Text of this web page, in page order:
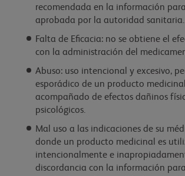
recomendada en la información
aprobada por la autoridad sanitaria.
Falta de Eficacia: no se obtiene el
con la administración del
Abuso: uso intencional y excesivo,
esporádico de un producto
acompañado de efectos dañinos
psicológicos.
Mal uso a las indicaciones de su
donde un producto medicinal es
intencionalmente e
discordancia con la información